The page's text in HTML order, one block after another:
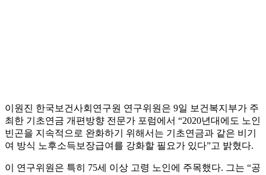
이원진 한국보건사회연구원 연구위원은 9일 보건복지부가 주
최한 기초연금 개편방향 전문가 포럼에서 “2020년대에도 노인
빈곤을 지속적으로 완화하기 위해서는 기초연금과 같은 비기
여 방식 노후소득보장급여를 강화할 필요가 있다”고 밝혔다.
이 연구위원은 특히 75세 이상 고령 노인에 주목했다. 그는 “공